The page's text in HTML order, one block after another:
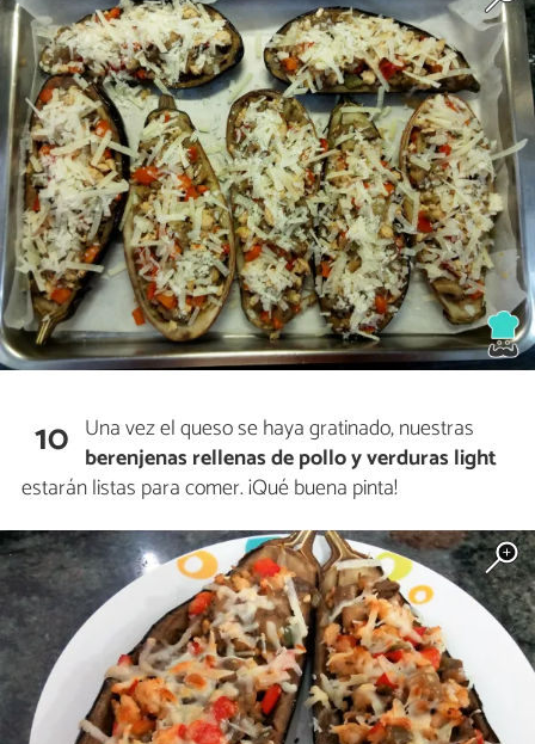
10 Una vez el queso se haya gratinado, nuestras
berenjenas rellenas de pollo y verduras light
estarán listas para comer. ¡Qué buena pinta!